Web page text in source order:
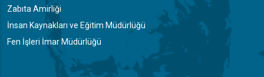
Zabıta Amirliği
İnsan Kaynakları ve Eğitim Müdürlüğü
Fen İşleri İmar Müdürlüğü